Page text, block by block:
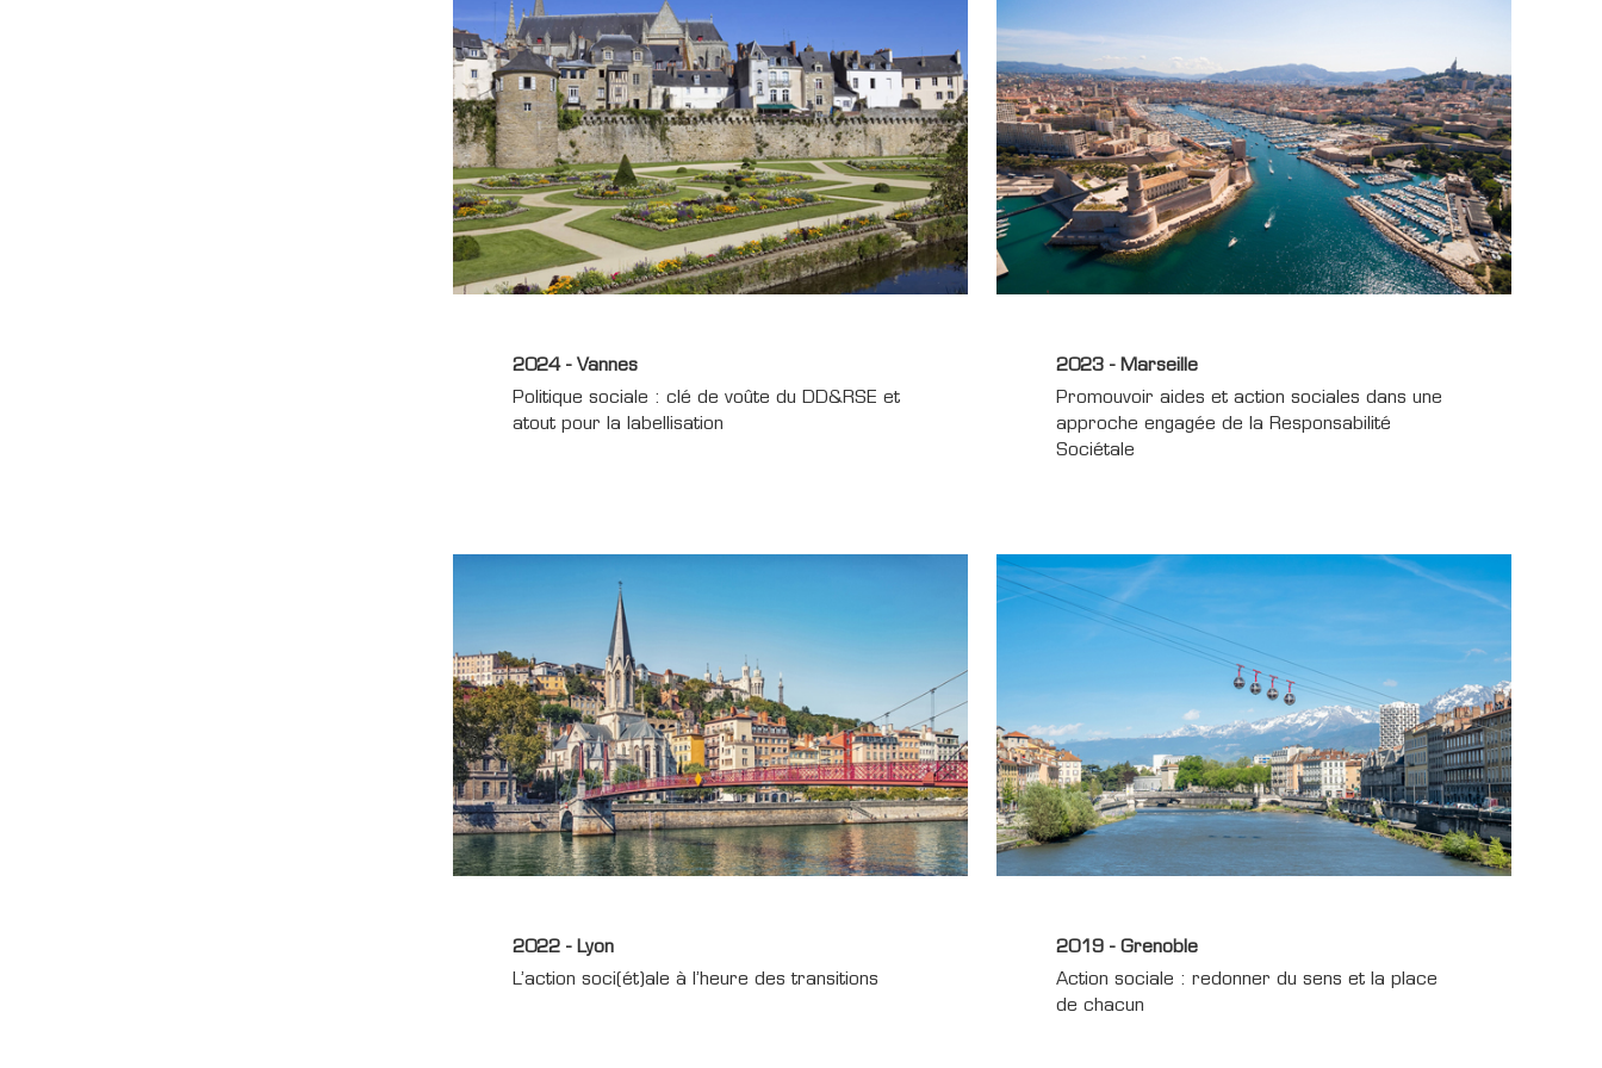
2024 - Vannes
Politique sociale : clé de voûte du DD&RSE et
atout pour la labellisation
2023 - Marseille
Promouvoir aides et action sociales dans une
approche engagée de la Responsabilité
Sociétale
2022 - Lyon
L’action soci(ét)ale à l’heure des transitions
2019 - Grenoble
Action sociale : redonner du sens et la place
de chacun